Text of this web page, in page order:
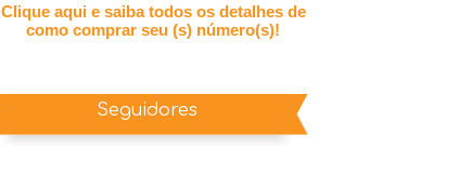
Clique aqui e saiba todos os detalhes de
como comprar seu (s) número(s)!
Seguidores